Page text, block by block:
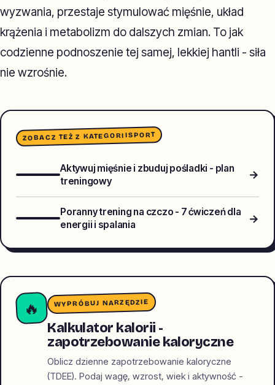
wyzwania, przestaje stymulować mięśnie, układ
krążenia i metabolizm do dalszych zmian. To jak
codzienne podnoszenie tej samej, lekkiej hantli - siła
nie wzrośnie.
ZOBACZ TEŻ Z KATEGORIISPORT
Aktywuj mięśnie i zbuduj pośladki - plan
treningowy
→
Poranny trening na czczo - 7 ćwiczeń dla
energii i spalania
→
🔥 WYPRÓBUJ NARZĘDZIE
Kalkulator kalorii -
zapotrzebowanie kaloryczne
Oblicz dzienne zapotrzebowanie kaloryczne
(TDEE). Podaj wagę, wzrost, wiek i aktywność -